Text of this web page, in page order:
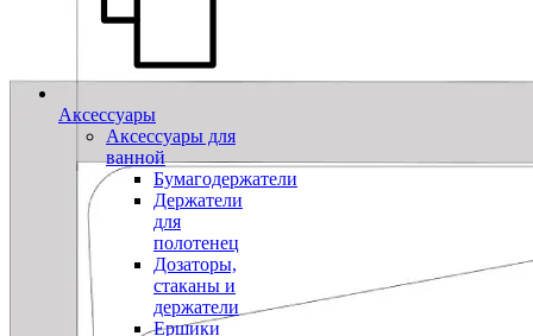
Аксессуары
Аксессуары для
ванной
Бумагодержатели
Держатели
для
полотенец
Дозаторы,
стаканы и
держатели
Ершики